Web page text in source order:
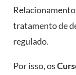
tratamento de
regulado.
Por isso, os